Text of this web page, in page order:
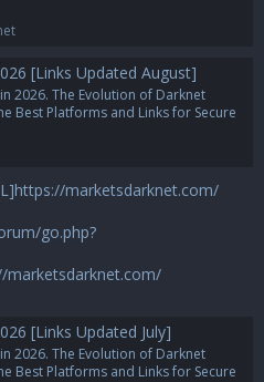
[Links Updated August]
2026. The Evolution of Darknet
Best Platforms and Links for Secure
marketsdarknet.com/
go.php?
marketsdarknet.com/
[Links Updated July]
2026. The Evolution of Darknet
Best Platforms and Links for Secure